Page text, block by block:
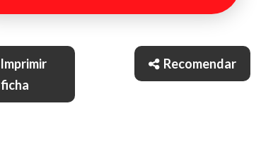
Imprimir
ficha
Recomendar